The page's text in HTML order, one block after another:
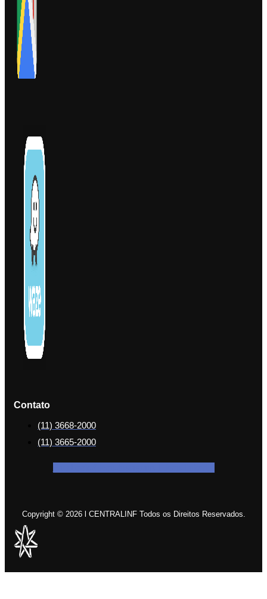
Contato
(11) 3668-2000
(11) 3665-2000
Copyright © 2026 l CENTRALINF Todos os Direitos Reservados.